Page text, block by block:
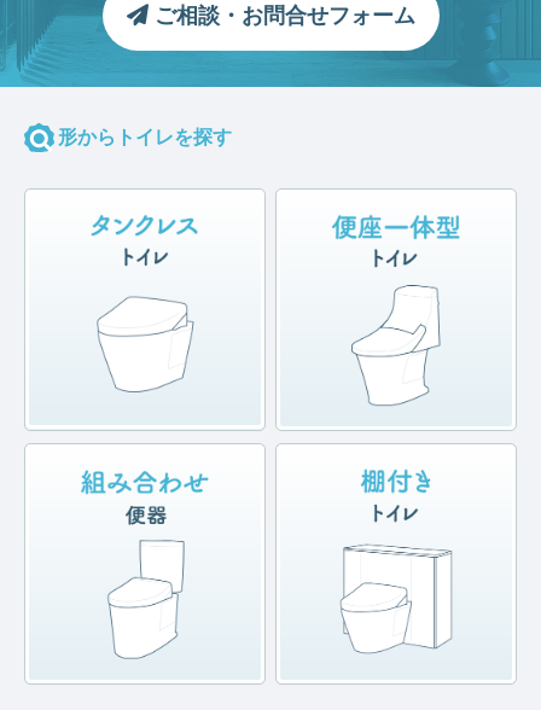
ご相談・お問合せフォーム
形からトイレを探す